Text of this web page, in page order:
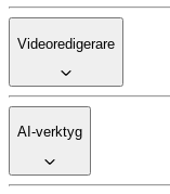
Videoredigerare
AI-verktyg